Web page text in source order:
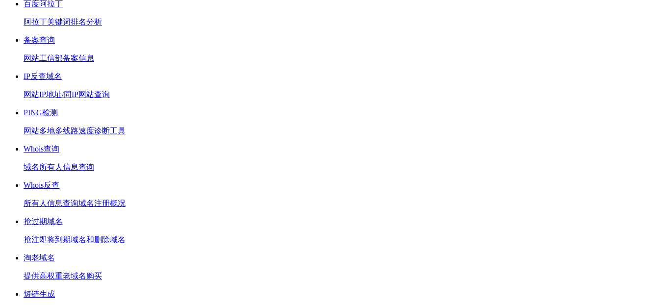
百度阿拉丁
阿拉丁关键词排名分析
备案查询
网站工信部备案信息
IP反查域名
网站IP地址/同IP网站查询
PING检测
网站多地多线路速度诊断工具
Whois查询
域名所有人信息查询
Whois反查
所有人信息查询域名注册概况
抢过期域名
抢注即将到期域名和删除域名
淘老域名
提供高权重老域名购买
短链生成